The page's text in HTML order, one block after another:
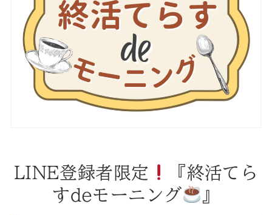
LINE登録者限定
『終活てら
すdeモーニング
』